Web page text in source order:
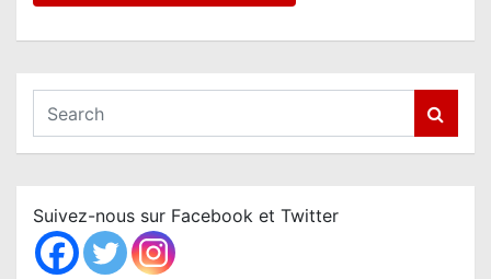
a
c
h
Suivez-nous sur Facebook et Twitter